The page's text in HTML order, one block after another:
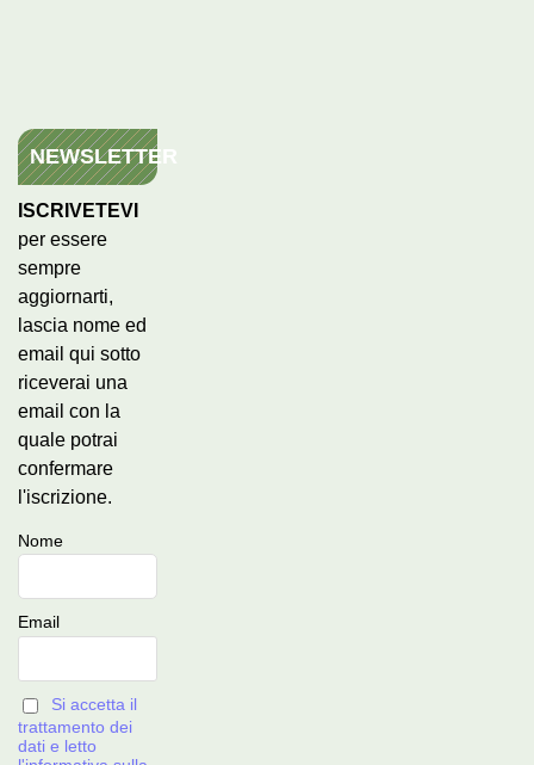
NEWSLETTER
ISCRIVETEVI
per essere
sempre
aggiornarti,
lascia nome ed
email qui sotto
riceverai una
email con la
quale potrai
confermare
l'iscrizione.
Nome
Email
Si accetta il
trattamento dei
dati e letto